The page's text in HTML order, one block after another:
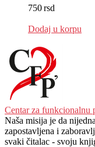
750rsd
Dodaj u korpu
Centar za funkcionalnu
Naša misija je da
zapostavljena i
svaki čitalac - svoju